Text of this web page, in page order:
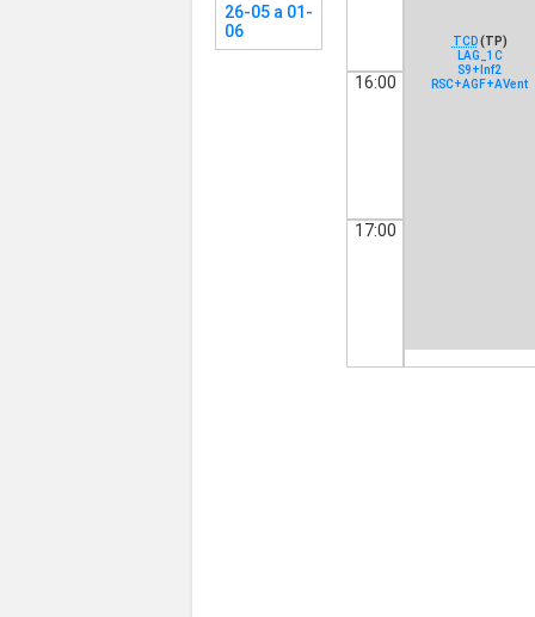
26-05 a 01-
06
TCD(TP)
LAG_1C
S9+Inf2
RSC+AGF+AVent
16:00
17:00